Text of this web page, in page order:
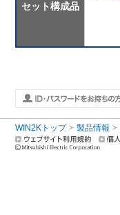
セット構成品
WIN2Kトップ 製品情報